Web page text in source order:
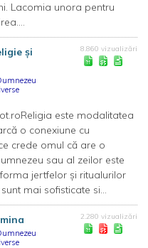
Lacomia unora pentru
şi
8.860 vizualizări
este modalitatea
o conexiune cu
crede omul că are o
sau al zeilor este
jertfelor şi ritualurilor
mai sofisticate si...
2.280 vizualizări